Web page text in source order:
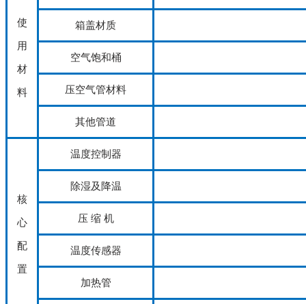
使
用
材
料
箱盖材质
空气饱和桶
压空气管材料
其他管道
核
心
配
置
温度控制器
除湿及降温
压 缩 机
温度传感器
加热管